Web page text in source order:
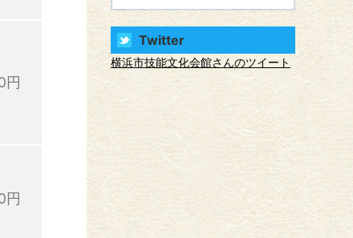
円
円
Twitter
横浜市技能文化会館さんのツイート